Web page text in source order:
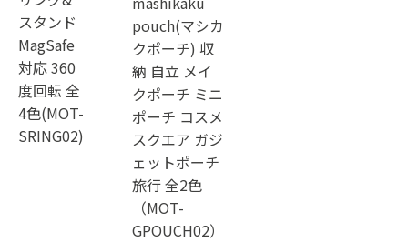
スタンド
MagSafe
対応 360
度回転 全
4色(MOT-
SRING02)
pouch(マシカ
クポーチ) 収
納 自立 メイ
クポーチ ミニ
ポーチ コスメ
スクエア ガジ
ェットポーチ
旅行 全2色
（MOT-
GPOUCH02）